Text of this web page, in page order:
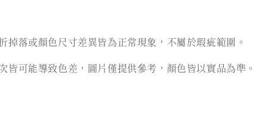
掉落或顏色尺寸差異皆為正常現象，不屬於瑕疵範圍。
皆可能導致色差，圖片僅提供參考，顏色皆以實品為準。